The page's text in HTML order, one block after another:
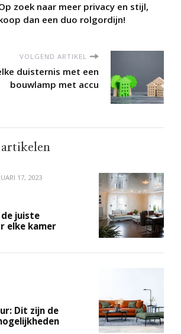
zoek naar meer privacy en stijl,
dan een duo rolgordijn!
VOLGEND ARTIKEL
duisternis met een
bouwlamp met accu
17, 2023
juiste
elke kamer
Dit zijn de